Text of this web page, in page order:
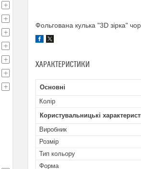
Фольгована кулька "3D зірка"
ХАРАКТЕРИСТИКИ
Основні
Колір
Користувальницькі
Виробник
Розмір
Тип кольору
Форма